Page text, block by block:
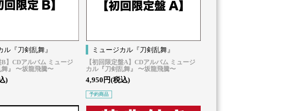
ル『刀剣乱舞』
B】CDアルバム ミュージ
』 〜坂龍飛騰〜
)
ミュージカル『刀剣乱舞』
【初回限定盤A】CDアルバム ミュージ
カル『刀剣乱舞』 〜坂龍飛騰〜
4,950円(税込)
予約商品